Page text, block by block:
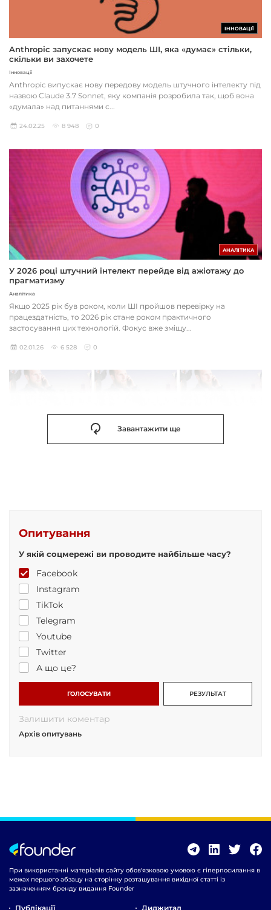
ІННОВАЦІЇ
Anthropic запускає нову модель ШІ, яка «думає» стільки,
скільки ви захочете
Інновації
Anthropic випускає нову передову модель штучного інтелекту під
назвою Claude 3.7 Sonnet, яку компанія розробила так, щоб вона
«думала» над питаннями с...
24.02.25 8 948 0
АНАЛІТИКА
У 2026 році штучний інтелект перейде від ажіотажу до
прагматизму
Аналітика
Якщо 2025 рік був роком, коли ШІ пройшов перевірку на
працездатність, то 2026 рік стане роком практичного
застосування цих технологій. Фокус вже зміщу...
02.01.26 6 528 0
Завантажити ще
Опитування
У якій соцмережі ви проводите найбільше часу?
Facebook
Instagram
TikTok
Telegram
Youtube
Twitter
А що це?
ГОЛОСУВАТИ РЕЗУЛЬТАТ
Залишити коментар
Архів опитувань
При використанні матеріалів сайту обов'язковою умовою є гіперпосилання в
межах першого абзацу на сторінку розташування вихідної статті із
зазначенням бренду видання Founder
Публікації Диджитал